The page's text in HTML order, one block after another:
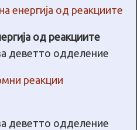
од реакциите
деветто одделение
деветто одделение